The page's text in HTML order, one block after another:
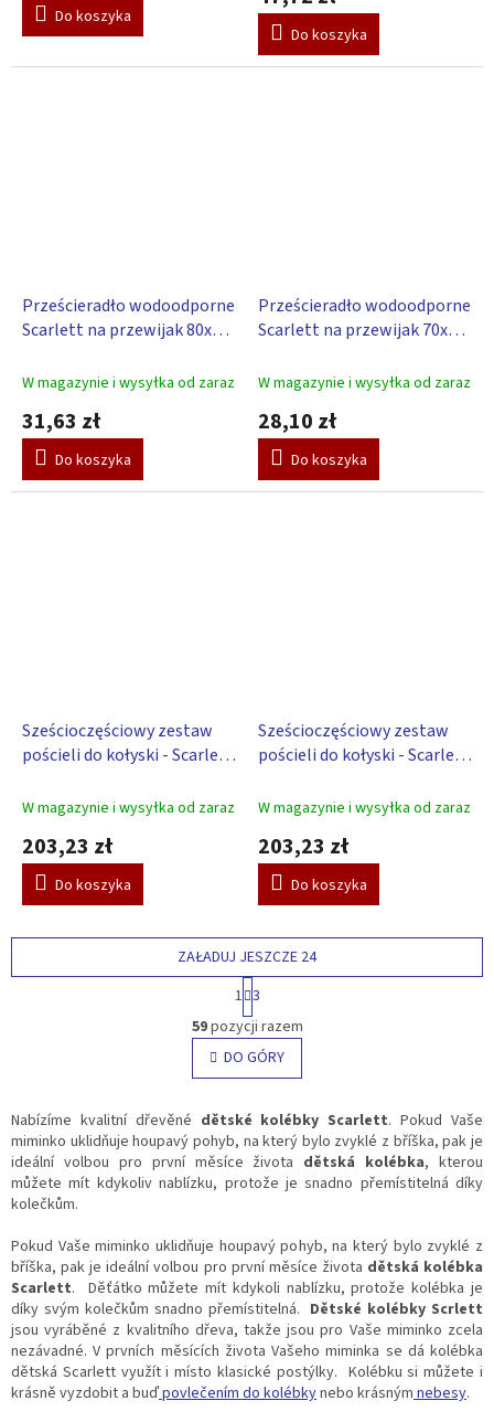
wynosi
5,0
5
Do koszyka
Do koszyka
Prześcieradło wodoodporne
Scarlett na przewijak 80x50
W magazynie i wysyłka od zaraz
31,63 zł
Do koszyka
Prześcieradło wodoodporne
Scarlett na przewijak 70x50
W magazynie i wysyłka od zaraz
28,10 zł
Do koszyka
Sześcioczęściowy zestaw
pościeli do kołyski - Scarlett
W magazynie i wysyłka od zaraz
203,23 zł
Do koszyka
Sześcioczęściowy zestaw
pościeli do kołyski - Scarlett
W magazynie i wysyłka od zaraz
203,23 zł
Do koszyka
K
o
n
t
o
l
k
i
s
t
y
ZAŁADUJ JESZCZE 24
P
a
g
i
n
a
j
a
1 3
59pozycji razem
DO GÓRY
Nabízíme kvalitní dřevěné dětské kolébky Scarlett. Pokud Vaše
miminko uklidňuje houpavý pohyb, na který bylo zvyklé z bříška, pak je
ideální volbou pro první měsíce života dětská kolébka, kterou
můžete mít kdykoliv nablízku, protože je snadno přemístitelná díky
kolečkům.
Pokud Vaše miminko uklidňuje houpavý pohyb, na který bylo zvyklé z
bříška, pak je ideální volbou pro první měsíce života dětská kolébka
Scarlett. Děťátko můžete mít kdykoli nablízku, protože kolébka je
díky svým kolečkům snadno přemístitelná. Dětské kolébky Scrlett
jsou vyráběné z kvalitního dřeva, takže jsou pro Vaše miminko zcela
nezávadné. V prvních měsících života Vašeho miminka se dá kolébka
dětská Scarlett využít i místo klasické postýlky. Kolébku si můžete i
krásně vyzdobit a buďpovlečením do kolébkynebo krásným nebesy.